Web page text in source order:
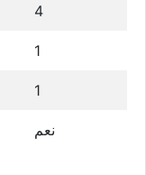
4
1
1
نعم